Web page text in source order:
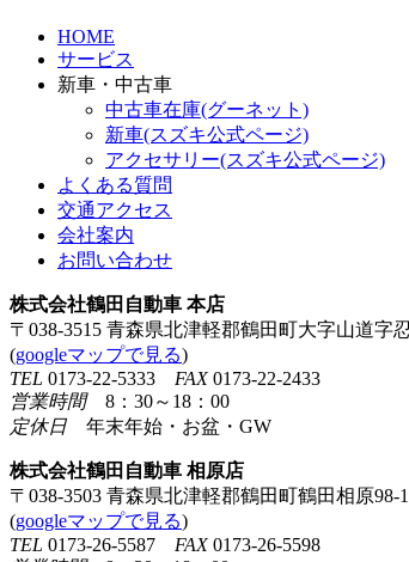
HOME
サービス
新車・中古車
中古車在庫(グーネット)
新車(スズキ公式ページ)
アクセサリー(スズキ公式ページ)
よくある質問
交通アクセス
会社案内
お問い合わせ
株式会社鶴田自動車 本店
〒038-3515 青森県北津軽郡鶴田町大字山道字
(googleマップで見る)
TEL 0173-22-5333 FAX0173-22-2433
営業時間8：30～18：00
定休日 年末年始・お盆・GW
株式会社鶴田自動車 相原店
〒038-3503 青森県北津軽郡鶴田町鶴田相原98-1
(googleマップで見る)
TEL 0173-26-5587 FAX0173-26-5598